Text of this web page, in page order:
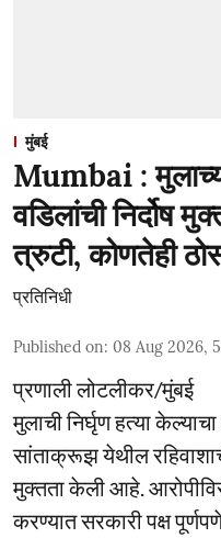
मुंबई
Mumbai :
वडिलांची निर्दोष
त्रुटी, कोणतेही
प्रतिनिधी
Published on: 08 Aug 2026,
प्रणाली लोटलीकर/मुंबई
मुलाची निर्घृण हत्या
सांताक्रूझ येथील
मुक्तता केली आहे.
करण्यात सरकारी पक्ष